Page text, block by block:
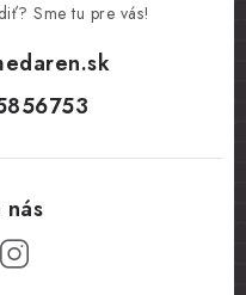
Sme tu pre vás!